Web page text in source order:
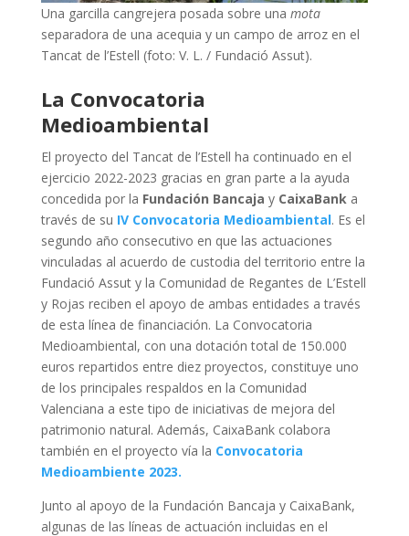
Una garcilla cangrejera posada sobre una mota
separadora de una acequia y un campo de arroz en el
Tancat de l’Estell (foto: V. L. / Fundació Assut).
La Convocatoria
Medioambiental
El proyecto del Tancat de l’Estell ha continuado en el
ejercicio 2022-2023 gracias en gran parte a la ayuda
concedida por la Fundación Bancaja y CaixaBanka
través de su IV Convocatoria Medioambiental. Es el
segundo año consecutivo en que las actuaciones
vinculadas al acuerdo de custodia del territorio entre la
Fundació Assut y la Comunidad de Regantes de L’Estell
y Rojas reciben el apoyo de ambas entidades a través
de esta línea de financiación. La Convocatoria
Medioambiental, con una dotación total de 150.000
euros repartidos entre diez proyectos, constituye uno
de los principales respaldos en la Comunidad
Valenciana a este tipo de iniciativas de mejora del
patrimonio natural. Además, CaixaBank colabora
también en el proyecto vía la Convocatoria
Medioambiente 2023.
Junto al apoyo de la Fundación Bancaja y CaixaBank,
algunas de las líneas de actuación incluidas en el